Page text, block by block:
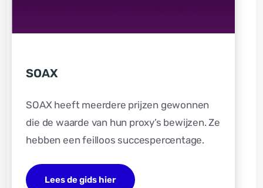
SOAX
SOAX heeft meerdere prijzen gewonnen
die de waarde van hun proxy’s bewijzen. Ze
hebben een feilloos succespercentage.
Lees de gids hier